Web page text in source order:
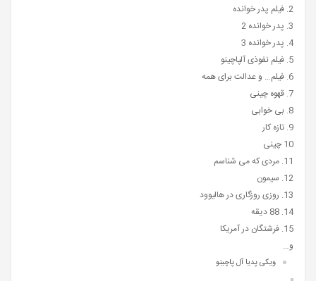
2. فیلم پدر خوانده
3. پدر خوانده 2
4. پدر خوانده 3
5. فیلم نفوذی آلپاچینو
6. فیلم… و عدالت برای همه
7. قهوه چینی
8. بی خوابی
9. تازه کار
10 چینی
11. مردی که می شناسم
12. سیمون
13. روزی روزگاری در هالیوود
14. 88 دیقه
15. فرشتگان در آمریکا
و…
ویکی پدیا آل پاچینو